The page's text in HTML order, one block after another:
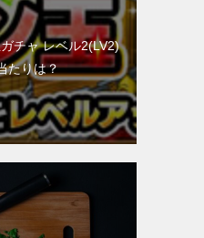
チャ レベル2(LV2)
たりは？